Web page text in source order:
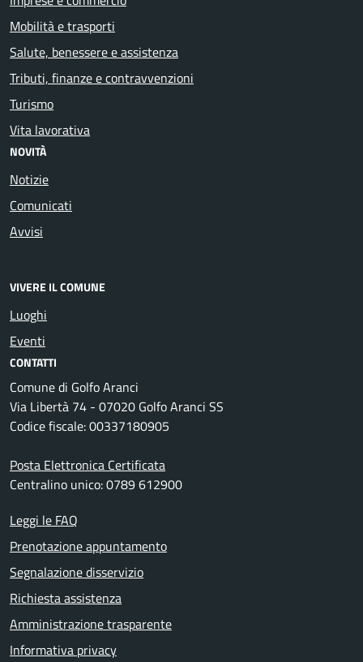
Mobilità e trasporti
Salute, benessere e assistenza
Tributi, finanze e contravvenzioni
Turismo
Vita lavorativa
NOVITÀ
Notizie
Comunicati
Avvisi
VIVERE IL COMUNE
Luoghi
Eventi
CONTATTI
Comune di Golfo Aranci
Via Libertà 74 - 07020 Golfo Aranci SS
Codice fiscale: 00337180905
Posta Elettronica Certificata
Centralino unico: 0789 612900
Leggi le FAQ
Prenotazione appuntamento
Segnalazione disservizio
Richiesta assistenza
Amministrazione trasparente
Informativa privacy